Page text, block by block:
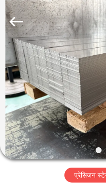
घर
उत्पादों
वीडियो
हमारे
बारे
Guanglu
Special
Steel
Co.,
Rights
Reserved.
प्रेसिजन